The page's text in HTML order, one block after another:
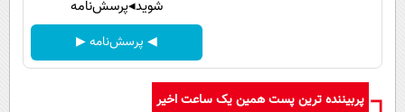
شوید◂پرسش‌نامه
◀ پرسش‌نامه ▶
پربیننده ترین پست همین یک ساعت اخیر